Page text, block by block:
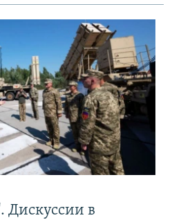
Дискуссии в